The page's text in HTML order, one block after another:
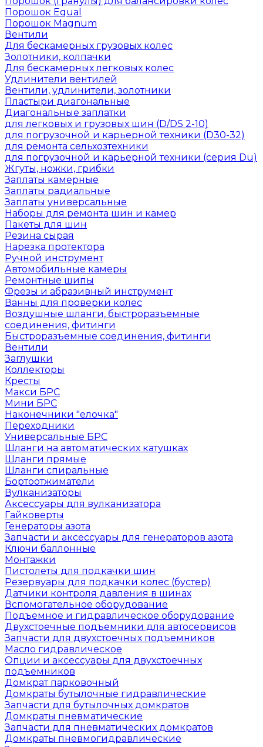
Порошок Equal
Порошок Magnum
Вентили
Для бескамерных грузовых колес
Золотники, колпачки
Для бескамерных легковых колес
Удлинители вентилей
Вентили, удлинители, золотники
Пластыри диагональные
Диагональные заплатки
для легковых и грузовых шин (D/DS 2-10)
для погрузочной и карьерной техники (D30-32)
для ремонта сельхозтехники
для погрузочной и карьерной техники (серия Du)
Жгуты, ножки, грибки
Заплаты камерные
Заплаты радиальные
Заплаты универсальные
Наборы для ремонта шин и камер
Пакеты для шин
Резина сырая
Нарезка протектора
Ручной инструмент
Автомобильные камеры
Ремонтные шипы
Фрезы и абразивный инструмент
Ванны для проверки колес
Воздушные шланги, быстроразъемные
соединения, фитинги
Быстроразъемные соединения, фитинги
Вентили
Заглушки
Коллекторы
Кресты
Макси БРС
Мини БРС
Наконечники "елочка"
Переходники
Универсальные БРС
Шланги на автоматических катушках
Шланги прямые
Шланги спиральные
Бортоотжиматели
Вулканизаторы
Аксессуары для вулканизатора
Гайковерты
Генераторы азота
Запчасти и аксессуары для генераторов азота
Ключи баллонные
Монтажки
Пистолеты для подкачки шин
Резервуары для подкачки колес (бустер)
Датчики контроля давления в шинах
Вспомогательное оборудование
Подъемное и гидравлическое оборудование
Двухстоечные подъемники для автосервисов
Запчасти для двухстоечных подъемников
Масло гидравлическое
Опции и аксессуары для двухстоечных
подъемников
Домкрат парковочный
Домкраты бутылочные гидравлические
Запчасти для бутылочных домкратов
Домкраты пневматические
Запчасти для пневматических домкратов
Домкраты пневмогидравлические